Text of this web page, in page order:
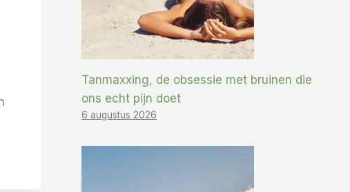
Tanmaxxing, de obsessie met bruinen die
ons echt pijn doet
6 augustus 2026